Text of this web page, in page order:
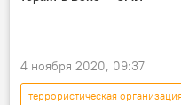
4 ноября 2020, 09:37
террористическая